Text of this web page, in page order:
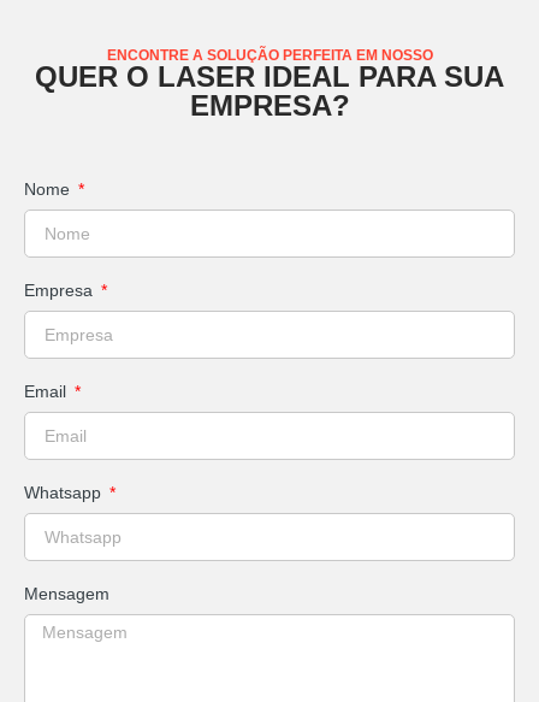
ENCONTRE A SOLUÇÃO PERFEITA EM NOSSO
QUER O LASER IDEAL PARA SUA
EMPRESA?
Nome
Empresa
Email
Whatsapp
Mensagem